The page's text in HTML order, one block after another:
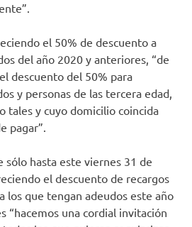
el 50% de descuento a
del año 2020 y anteriores, “de
descuento del 50% para
y personas de las tercera edad,
tales y cuyo domicilio coincida
pagar”.
sólo hasta este viernes 31 de
el descuento de recargos
los que tengan adeudos este año
“hacemos una cordial invitación